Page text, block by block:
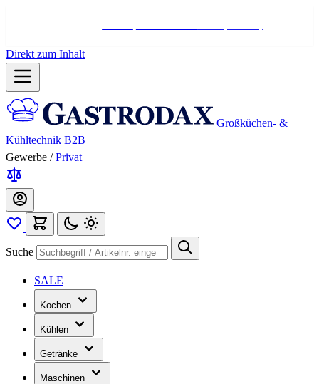
Direkt zum Inhalt
Großküchen- &
Kühltechnik B2B
Gewerbe / Privat
Suche
SALE
Kochen
Kühlen
Getränke
Maschinen